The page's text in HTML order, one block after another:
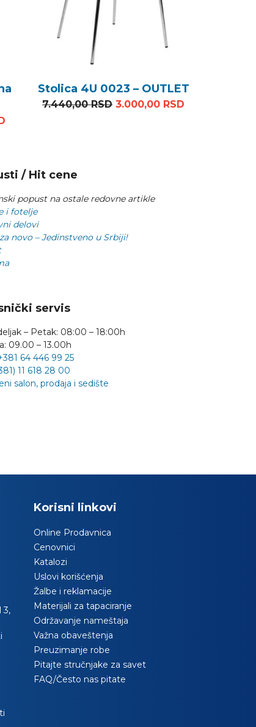
je bila: 6.426,00 RSD.
Stolica 4U 0023 – OUTLET
7.440,00RSD Originalna cena je bila:
3.000,00 RSD
/ Hit cene
popust na ostale redovne artikle
i fotelje
delovi
novo – Jedinstveno u Srbiji!
servis
– Petak: 08:00 – 18:00h
09.00 – 13.00h
64 446 99 25
11 618 28 00
salon, prodaja i sedište
3,
Korisni linkovi
Online Prodavnica
Cenovnici
Katalozi
Uslovi korišćenja
Žalbe i reklamacije
Materijali za tapaciranje
Održavanje nameštaja
Važna obaveštenja
Preuzimanje robe
Pitajte stručnjake za savet
FAQ/Često nas pitate